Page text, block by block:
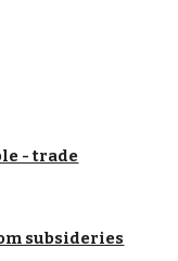
- trade
subsideries